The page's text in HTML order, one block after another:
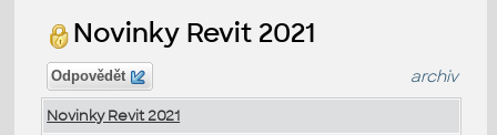
Novinky Revit 2021
Odpovědět archiv
Novinky Revit 2021